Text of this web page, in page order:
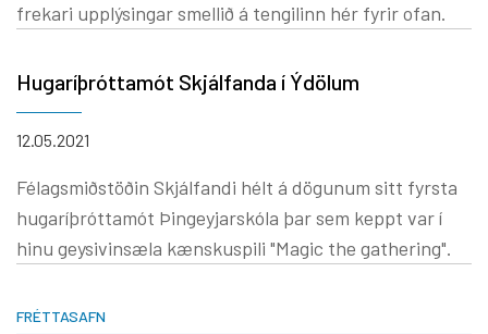
frekari upplýsingar smellið á tengilinn hér fyrir ofan.
Hugaríþróttamót Skjálfanda í Ýdölum
12.05.2021
Félagsmiðstöðin Skjálfandi hélt á dögunum sitt fyrsta
hugaríþróttamót Þingeyjarskóla þar sem keppt var í
hinu geysivinsæla kænskuspili "Magic the gathering".
FRÉTTASAFN